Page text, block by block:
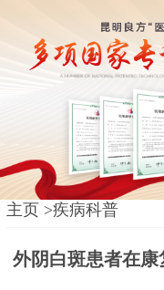
主页 >疾病科普
外阴白斑患者在康